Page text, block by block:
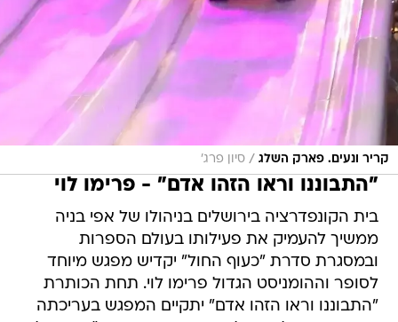
קריר ונעים. פארק השלג / סיון פרג'
"התבוננו וראו הזהו אדם" - פרימו לוי
בית הקונפדרציה בירושלים בניהולו של אפי בניה
ממשיך להעמיק את פעילותו בעולם הספרות
ובמסגרת סדרת "כעוף החול" יקדיש מפגש מיוחד
לסופר וההומניסט הגדול פרימו לוי. תחת הכותרת
"התבוננו וראו הזהו אדם" יתקיים המפגש בעריכתה